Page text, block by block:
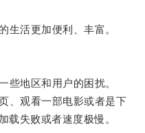
活更加便利、丰富。
地区和用户的困扰。
观看一部电影或者是下
载失败或者速度极慢。